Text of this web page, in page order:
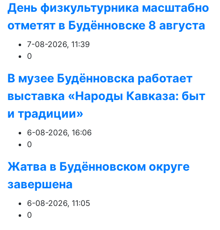
День физкультурника масштабно
отметят в Будённовске 8 августа
7-08-2026, 11:39
0
В музее Будённовска работает
выставка «Народы Кавказа: быт
и традиции»
6-08-2026, 16:06
0
Жатва в Будённовском округе
завершена
6-08-2026, 11:05
0